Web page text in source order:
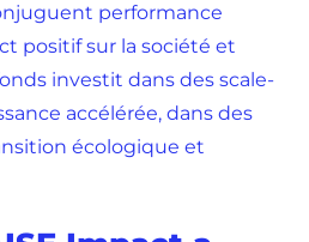
performance
positif sur la société et
investit dans des scale-
accélérée, dans des
écologique et